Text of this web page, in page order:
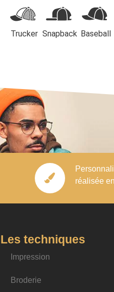
Trucker Snapback Baseball
réalisée
Les techniques
Impression
Broderie